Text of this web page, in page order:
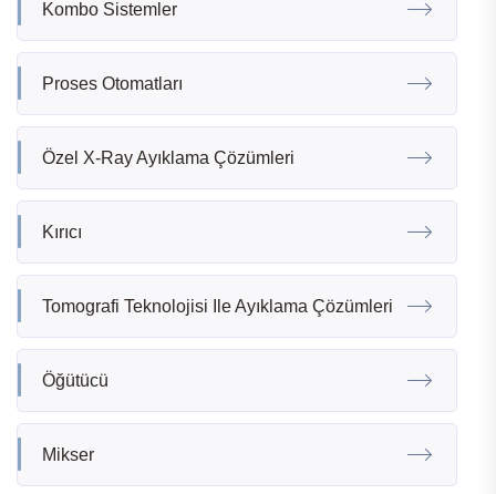
Kombo Sistemler
Proses Otomatları
Özel X-Ray Ayıklama Çözümleri
Kırıcı
Tomografi Teknolojisi Ile Ayıklama Çözümleri
Öğütücü
Mikser